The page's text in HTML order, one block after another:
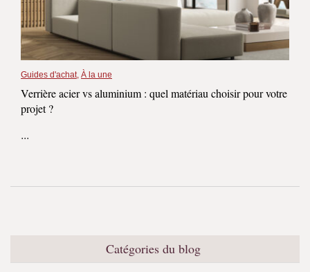
Guides d'achat, À la une
Verrière acier vs aluminium : quel matériau choisir pour votre
projet ?
...
Catégories du blog